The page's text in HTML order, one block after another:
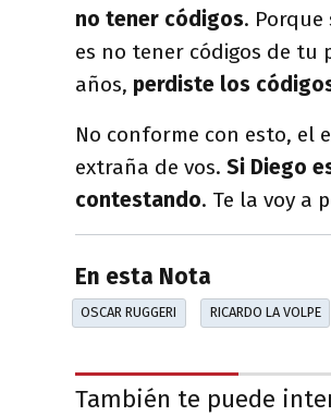
no tener códigos.
es no tener códigos de tu
años, perdiste los
No conforme con esto, el
extraña de vos. Si Diego
contestando. Te la voy a
En esta Nota
OSCAR RUGGERI RICARDO LA VOLPE
También te puede